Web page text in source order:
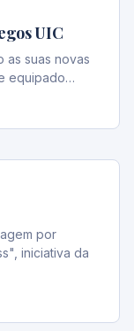
UIC
as suas novas
equipado…
por
iniciativa da